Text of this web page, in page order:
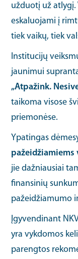
užduotį už atlygį.
eskaluojami į
tiek vaikų, tiek
Institucijų
jaunimui
„Atpažink.
taikoma visose
priemonėse.
Ypatingas
pažeidžiamiems
jie dažniausiai
finansinių
pažeidžiamumo
Įgyvendinant
yra vykdomos
parengtos